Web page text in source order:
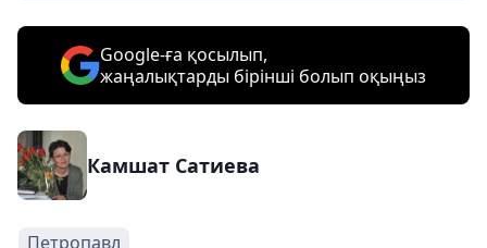
Google-ға қосылып,
жаңалықтарды бірінші болып оқыңыз
Камшат Сатиева
Петропавл